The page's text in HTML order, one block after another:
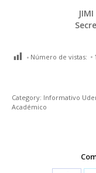
Número de vistas:
Category: Informativo
Académico